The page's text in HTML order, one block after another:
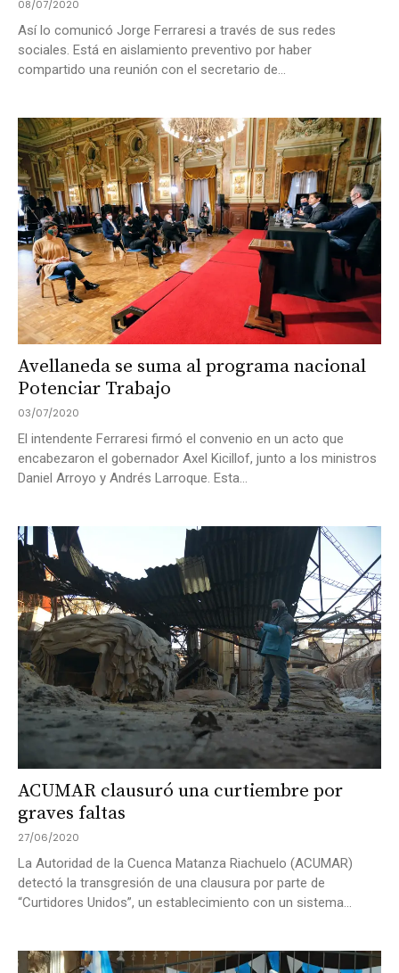
08/07/2020
Así lo comunicó Jorge Ferraresi a través de sus redes
sociales. Está en aislamiento preventivo por haber
compartido una reunión con el secretario de...
Avellaneda se suma al programa nacional
Potenciar Trabajo
03/07/2020
El intendente Ferraresi firmó el convenio en un acto que
encabezaron el gobernador Axel Kicillof, junto a los ministros
Daniel Arroyo y Andrés Larroque. Esta...
ACUMAR clausuró una curtiembre por
graves faltas
27/06/2020
La Autoridad de la Cuenca Matanza Riachuelo (ACUMAR)
detectó la transgresión de una clausura por parte de
“Curtidores Unidos”, un establecimiento con un sistema...